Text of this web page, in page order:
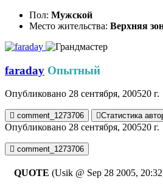
Пол: Мужской
Место жительства: Верхняя
faraday Опытный
Опубликовано 28 сентября, 200520 г.
comment_1273706 Статистика
Опубликовано 28 сентября, 200520 г.
comment_1273706
QUOTE (Usik @ Sep 28 2005,